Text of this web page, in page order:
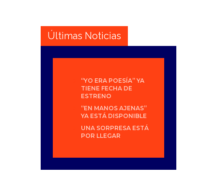
Últimas Noticias
“YO ERA POESÍA” YA
TIENE FECHA DE
ESTRENO
“EN MANOS AJENAS”
YA ESTÁ DISPONIBLE
UNA SORPRESA ESTÁ
POR LLEGAR